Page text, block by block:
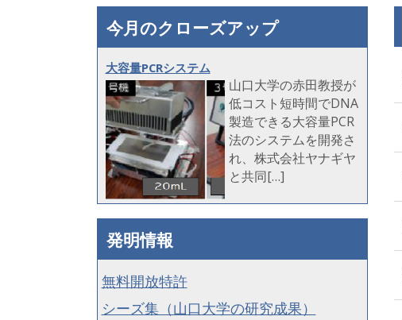
今月のクローズアップ
大容量PCRシステム
山口大学の赤田教授が
低コスト短時間でDNA
製造できる大容量PCR
法のシステムを開発さ
れ、株式会社ヤナギヤ
と共同[…]
発明情報
無料開放特許
シーズ集（山口大学の研究成果）